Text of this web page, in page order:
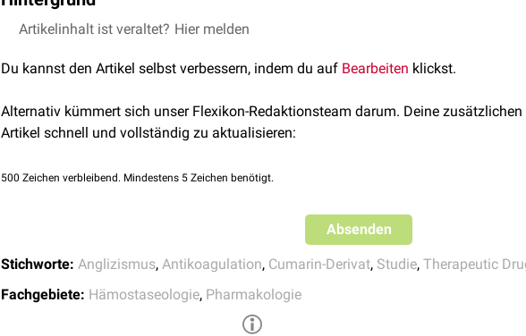
Die TTR wird bei Vergleichsstudien von
klassischen oralen Antikoagulantien ("Marcumarisierung") führen ins Feld, die
guter Einstellung deroralen Antikoagulationkönnten die Studienergebnisse anders
Bei derAntibiotikatherapiegibt es schon lange ein ähnliches Konzept. Hier geht es
Bereich wird als T
bezeichnet.
Artikelinhalt ist veraltet? Hier melden
Du kannst den Artikel selbst verbessern, indem du auf Bearbeiten klickst.
Alternativ kümmert sich unser Flexikon-Redaktionsteam darum. Deine
Artikel schnell und vollständig zu aktualisieren:
500 Zeichen verbleibend. Mindestens 5 Zeichen benötigt.
Absenden
Stichworte: Anglizismus, Antikoagulation, Cumarin-Derivat, Studie, Therapeutic
Fachgebiete: Hämostaseologie, Pharmakologie